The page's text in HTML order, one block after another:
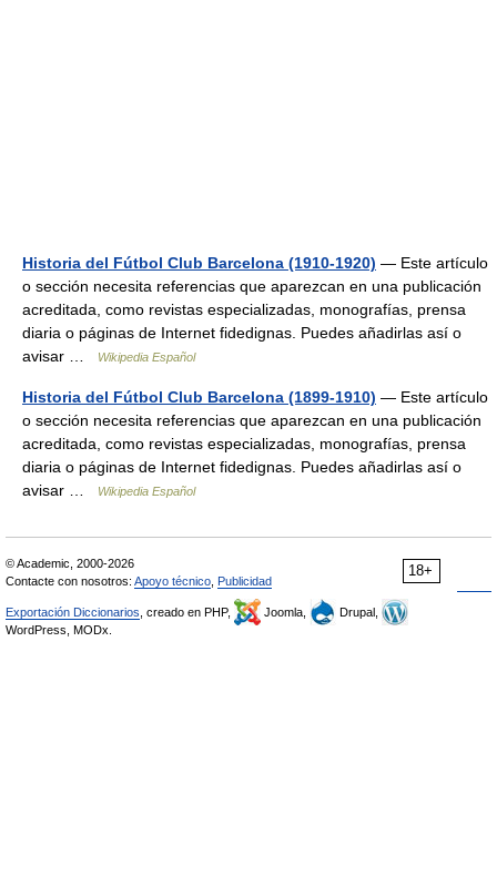
Historia del Fútbol Club Barcelona (1910-1920) — Este artículo
o sección necesita referencias que aparezcan en una publicación
acreditada, como revistas especializadas, monografías, prensa
diaria o páginas de Internet fidedignas. Puedes añadirlas así o
avisar …
Wikipedia Español
Historia del Fútbol Club Barcelona (1899-1910) — Este artículo
o sección necesita referencias que aparezcan en una publicación
acreditada, como revistas especializadas, monografías, prensa
diaria o páginas de Internet fidedignas. Puedes añadirlas así o
avisar …
Wikipedia Español
18+
© Academic, 2000-2026
Contacte con nosotros: Apoyo técnico Publicidad
Exportación Diccionarios , creado en PHP, Joomla,
Drupal,
WordPress, MODx.